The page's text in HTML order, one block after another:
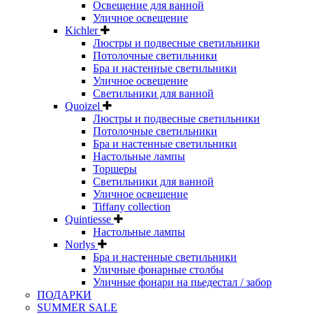
Освещение для ванной
Уличное освещение
Kichler
Люстры и подвесные светильники
Потолочные светильники
Бра и настенные светильники
Уличное освещение
Светильники для ванной
Quoizel
Люстры и подвесные светильники
Потолочные светильники
Бра и настенные светильники
Настольные лампы
Торшеры
Светильники для ванной
Уличное освещение
Tiffany collection
Quintiesse
Настольные лампы
Norlys
Бра и настенные светильники
Уличные фонарные столбы
Уличные фонари на пьедестал / забор
ПОДАРКИ
SUMMER SALE